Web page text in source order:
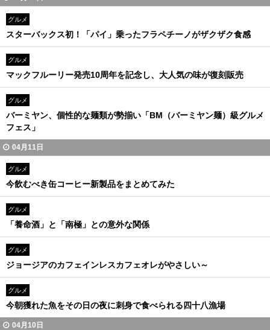
グルメ
スターバックス初！「パイ」乗ったフラペチーノがザクザク食感
グルメ
マックフルーリー発売10周年を記念し、大人気の味が復刻販売
グルメ
バーミヤン、個性的な麺類が勢揃い「BM（バーミヤン麺）級グルメ
フェス」
04月11日
グルメ
今飲むべき缶コーヒー新製品をまとめてみた
グルメ
「養命酒」と「南極」との意外な関係
グルメ
ジョージアのカフェインレスカフェオレがやさしい～
グルメ
今朝獲れた魚をその日の夜に刺身で食べられる四十八漁場
04月10日